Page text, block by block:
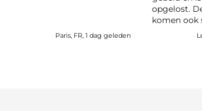
Paris, FR, 1 dag geleden
opgelost. De bestellingen
komen ook